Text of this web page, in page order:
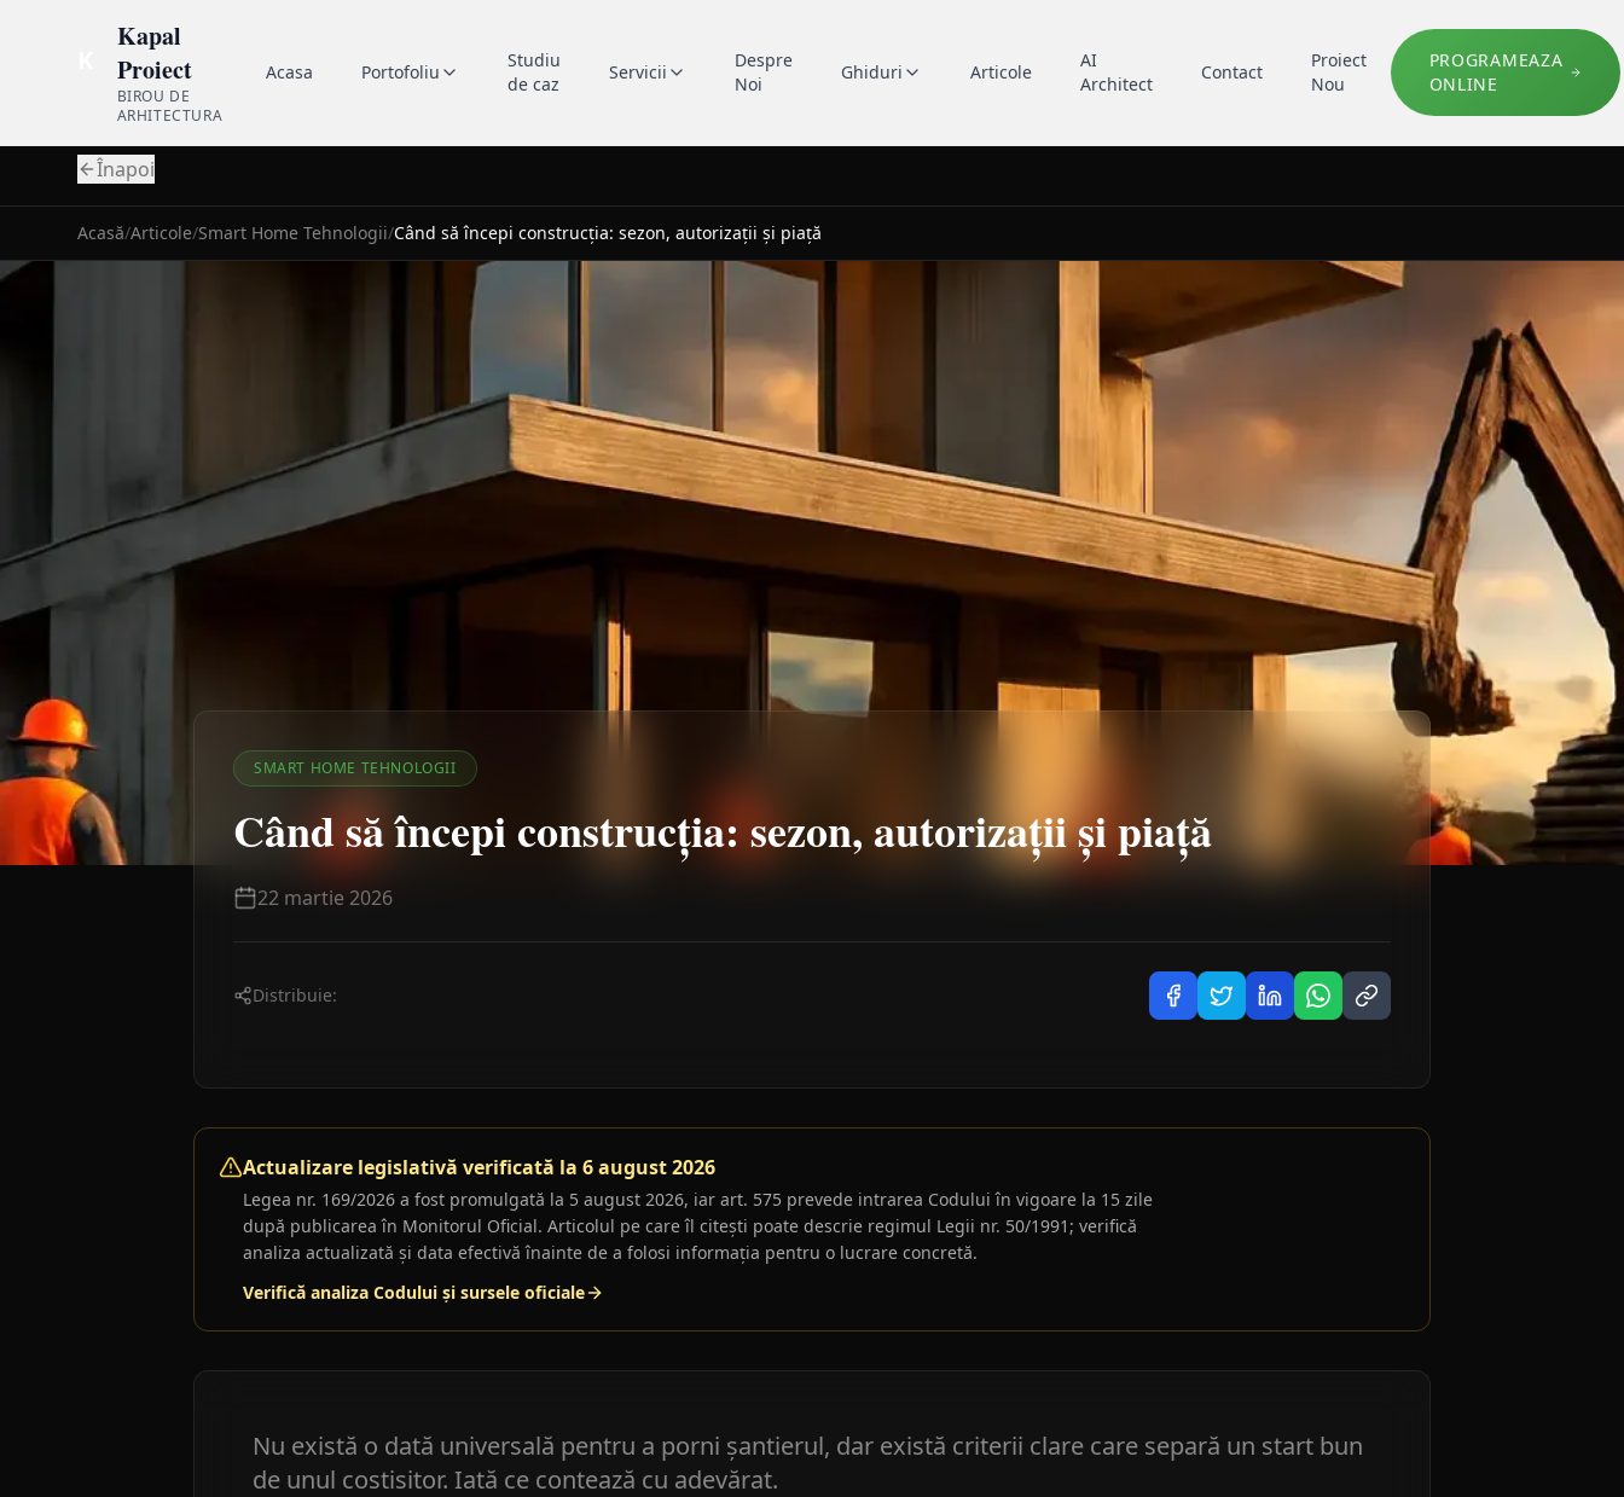
Kapal
Proiect
BIROU DE
ARHITECTURA
Acasa Portofoliu
Studiu
de caz
Servicii
Despre
Noi
Ghiduri Articole
AI
Architect
Contact
Proiect
Nou
PROGRAMEAZA
ONLINE
Înapoi
Acasă/Articole/Smart Home Tehnologii/Când să începi construcția: sezon, autorizații și piață
SMART HOME TEHNOLOGII
Când să începi construcția: sezon, autorizații și piață
22 martie 2026
Distribuie:
Actualizare legislativă verificată la 6 august 2026
Legea nr. 169/2026 a fost promulgată la 5 august 2026, iar art. 575 prevede intrarea Codului în vigoare la 15 zile
după publicarea în Monitorul Oficial. Articolul pe care îl citești poate descrie regimul Legii nr. 50/1991; verifică
analiza actualizată și data efectivă înainte de a folosi informația pentru o lucrare concretă.
Verifică analiza Codului și sursele oficiale
Nu există o dată universală pentru a porni șantierul, dar există criterii clare care separă un start bun
de unul costisitor. Iată ce contează cu adevărat.